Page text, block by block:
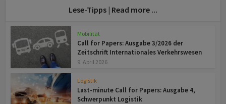
Lese-Tipps | Read more ...
Mobilität
Call for Papers: Ausgabe 3/2026 der
Zeitschrift Internationales Verkehrswesen
9. April 2026
Logistik
Last-minute Call for Papers: Ausgabe 4,
Schwerpunkt Logistik